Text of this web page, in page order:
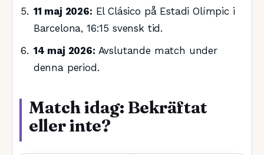
11 maj 2026: El Clásico på Estadi Olímpic i
Barcelona, 16:15 svensk tid.
14 maj 2026: Avslutande match under
denna period.
Match idag: Bekräftat
eller inte?